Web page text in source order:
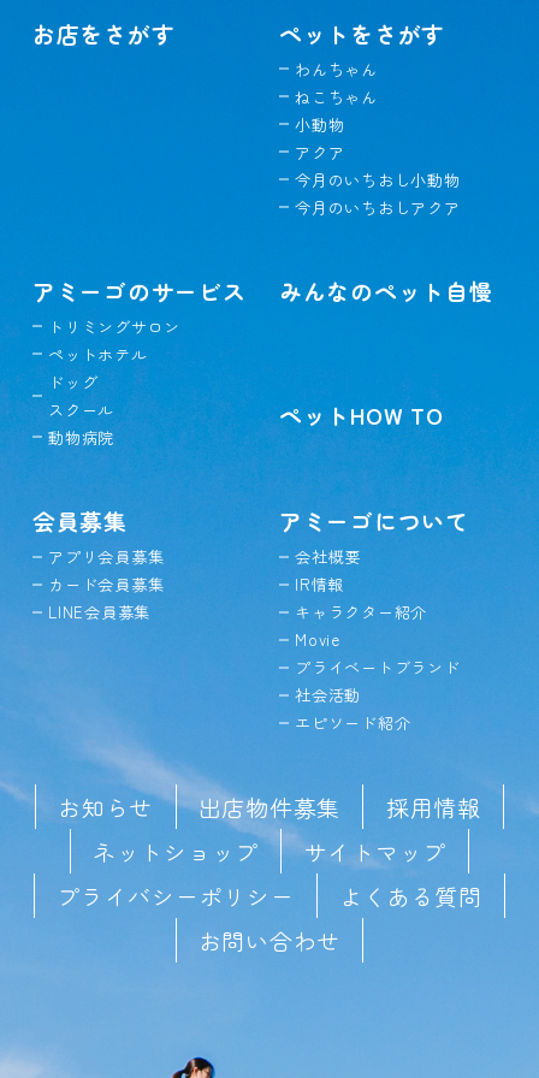
お店をさがす ペットをさがす
わんちゃん
ねこちゃん
小動物
アクア
今月のいちおし小動物
今月のいちおしアクア
アミーゴのサービス
トリミングサロン
ペットホテル
ドッグ
スクール
動物病院
みんなのペット自慢
ペットHOW TO
会員募集
アプリ会員募集
カード会員募集
LINE会員募集
アミーゴについて
会社概要
IR情報
キャラクター紹介
Movie
プライベートブランド
社会活動
エピソード紹介
お知らせ 出店物件募集
採用情報
ネットショップ
サイトマップ
プライバシーポリシー
よくある質問
お問い合わせ